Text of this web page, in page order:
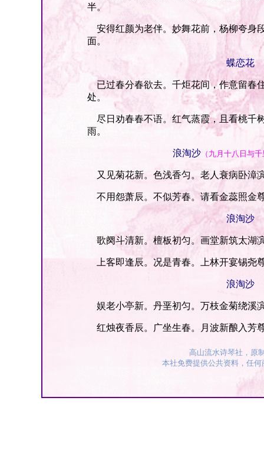
半。
安得红颜为老伴。妙舞花前，杨柳夸身
面。
蝶恋花
已过春分春欲去。千炬花间，作意留春
处。
尽日劝春春不语。红气蒸霞，且看桃千
雨。
浪淘沙（九月十八日与
又见菊花新。色浅香匀。老人衰病卧漳
不用怨萧辰。不似芳春。请看金蕊照金
浪淘沙
歌阕斗清新。檀板初匀。画堂新筑太湖
上客即逢辰。况是青春。上林开宴锡尧
浪淘沙
娱老小亭新。丹垩初匀。万枝金菊绕溪
红烛夜香辰。广坐生春。月波新酿入芳
高山流水诗琴社，原
本社免费提供公共资料，任